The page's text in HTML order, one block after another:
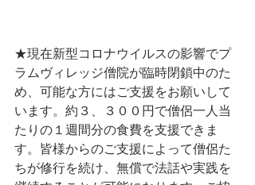
★現在新型コロナウイルスの影響でプ
ラムヴィレッジ僧院が臨時閉鎖中のた
め、可能な方にはご支援をお願いして
います。約３、３００円で僧侶一人当
たりの１週間分の食費を支援できま
す。皆様からのご支援によって僧侶た
ちが修行を続け、無償で法話や実践を